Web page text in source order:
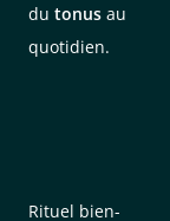
du tonus au
quotidien.
Rituel bien-